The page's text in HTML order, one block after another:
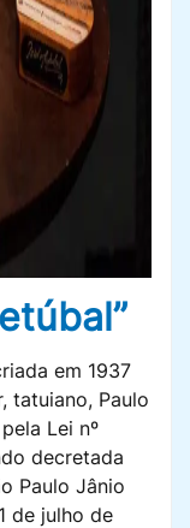
em 1937
tatuiano, Paulo
Lei nº
decretada
Paulo Jânio
de julho de